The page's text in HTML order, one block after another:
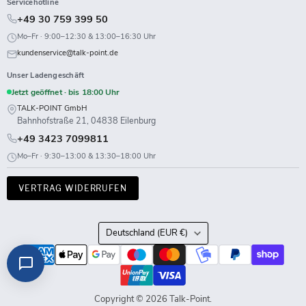
Servicehotline
+49 30 759 399 50
Mo–Fr · 9:00–12:30 & 13:00–16:30 Uhr
kundenservice@talk-point.de
Unser Ladengeschäft
Jetzt geöffnet · bis 18:00 Uhr
TALK-POINT GmbH
Bahnhofstraße 21, 04838 Eilenburg
+49 3423 7099811
Mo–Fr · 9:30–13:00 & 13:30–18:00 Uhr
VERTRAG WIDERRUFEN
Land
Deutschland (EUR €)
Copyright © 2026 Talk-Point.